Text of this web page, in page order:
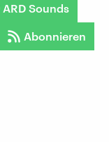
ARD Sounds
Abonnieren